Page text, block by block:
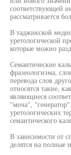
соответствующей
рассматривается
В таджикской
уретологнческой
которые можно
Семантические
фразеологизма,
перевода слов
относятся такие,
являющиеся
"моча",
уретологических
семантического
В зависимости от
делятся на полные